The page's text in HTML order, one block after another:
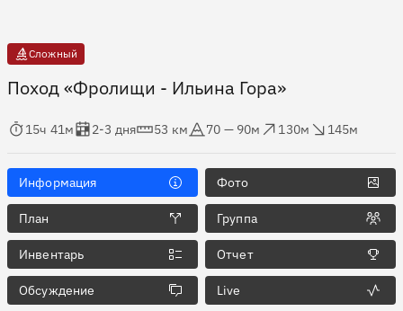
Сложный
Поход «Фролищи - Ильина Гора»
в пути
15ч 41м
Оценка в днях
2-3 дня
Дистанция
53 км
Абсолютная высота
70 — 90м
Набор высоты
130м
Сброс высоты
145м
Информация Фото
План Группа
Инвентарь Отчет
Обсуждение Live